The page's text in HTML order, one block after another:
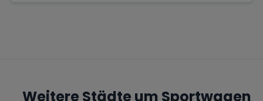
Weitere Städte um Sportwagen